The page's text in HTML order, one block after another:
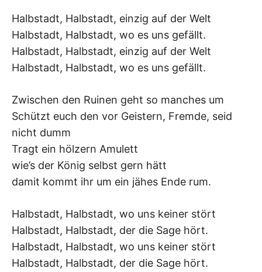
L
K
&
F
O
K
Halbstadt, Halbstadt, einzig auf der Welt
Halbstadt, Halbstadt, wo es uns gefällt.
Halbstadt, Halbstadt, einzig auf der Welt
Halbstadt, Halbstadt, wo es uns gefällt.
Zwischen den Ruinen geht so manches um
Schützt euch den vor Geistern, Fremde, seid
nicht dumm
Tragt ein hölzern Amulett
wie’s der König selbst gern hätt
damit kommt ihr um ein jähes Ende rum.
Halbstadt, Halbstadt, wo uns keiner stört
Halbstadt, Halbstadt, der die Sage hört.
Halbstadt, Halbstadt, wo uns keiner stört
Halbstadt, Halbstadt, der die Sage hört.